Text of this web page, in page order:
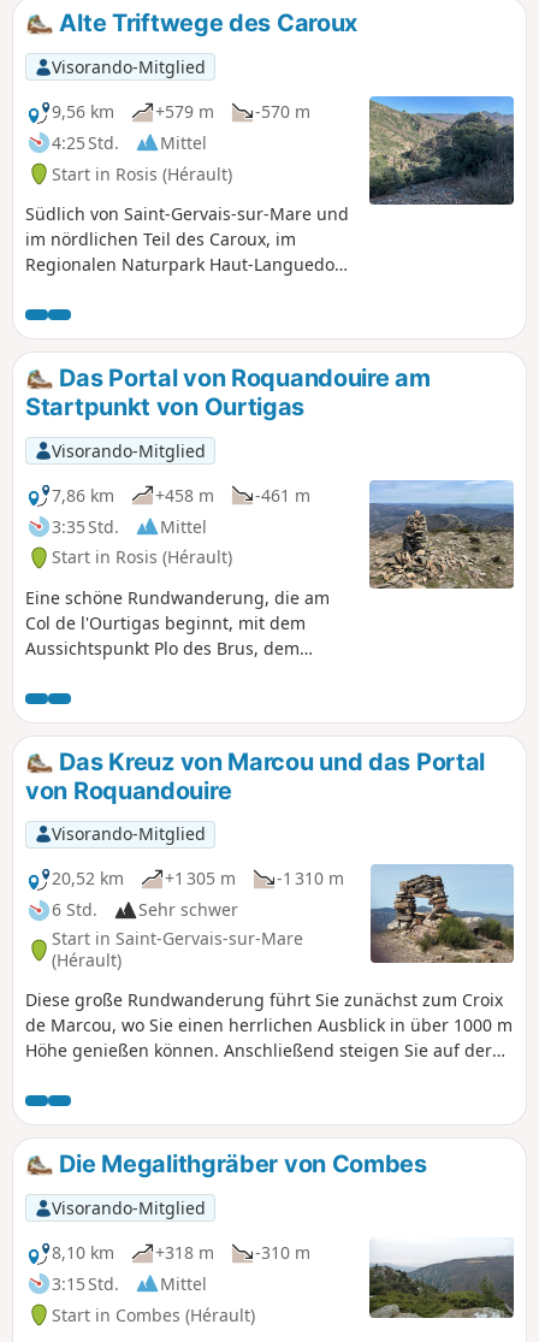
Waldort, der uns in eine Oase des Grüns und
der Ruhe eintauchen lässt. Es empfiehlt sich
auch, die Oberen Schluchten von Colombières
und ihre Kletterstellen zu besuchen, um sich
einen Überblick über die nähere Umgebung zu
verschaffen.
Alte Triftwege des Caroux
Visorando-Mitglied
9,56 km
+579 m
-570 m
4:25 Std.
Mittel
Start in Rosis (Hérault)
Südlich von Saint-Gervais-sur-Mare und
im nördlichen Teil des Caroux, im
Regionalen Naturpark Haut-Languedoc,
Wegen durch Kastanienhaine und
Niederwald.
Das Portal von Roquandouire am
Startpunkt von Ourtigas
Visorando-Mitglied
7,86 km
+458 m
-461 m
3:35 Std.
Mittel
Start in Rosis (Hérault)
Eine schöne Rundwanderung, die am
Col de l'Ourtigas beginnt, mit dem
Aussichtspunkt Plo des Brus, dem
von Roquandouire, der Rückkehr durch
das Casseloubre-Tal, dem verlassenen
Dorf Caïssenols und dem Aufstieg zum
Ourtigas über den gleichnamigen Bach
im Wald.
Das Kreuz von Marcou und das Portal
von Roquandouire
Visorando-Mitglied
20,52 km
+1 305 m
-1 310 m
6 Std.
Sehr schwer
Start in Saint-Gervais-sur-Mare
(Hérault)
Diese große Rundwanderung führt Sie zunächst zum Croix
de Marcou, wo Sie einen herrlichen Ausblick in über 1000 m
Höhe genießen können. Anschließend steigen Sie auf der
hinauf. Auf dem Rückweg über Serre de More entdecken
Sie die für den Caroux typische zerklüftete Landschaft.
Diese Wanderung ist nur für geübte Wanderer geeignet,
die Höhenunterschiede nicht scheuen.
Die Megalithgräber von Combes
Visorando-Mitglied
8,10 km
+318 m
-310 m
3:15 Std.
Mittel
Start in Combes (Hérault)